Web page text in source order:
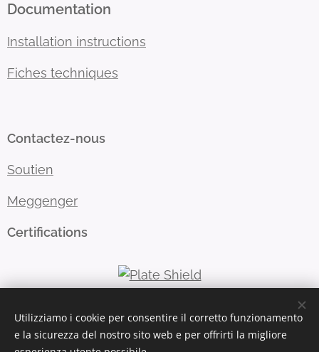
Documentation
Installation instructions
Fiches techniques
Contactez-nous
Soutien
Meggenger
Certifications
WOMAN Srl
Via della Costituzione 4 - 61032 Fano PU Italy
C.F. e P.IVA 02292210412, C.C.I.A.A. di Pesaro
Utilizziamo i cookie per consentire il corretto funzionamento
e la sicurezza del nostro sito web e per offrirti la migliore